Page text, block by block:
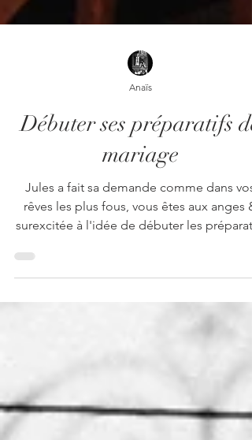
Anaïs
Débuter ses préparatifs de
mariage
Jules a fait sa demande comme dans vos
surexcitée à l'idée de débuter les